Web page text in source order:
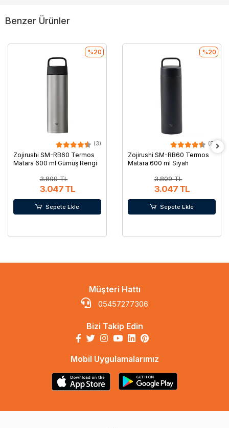
Benzer Ürünler
(3)
Zojirushi SM-RB60 Termos
Matara 600 ml Gümüş Rengi
3.809 TL
3.047 TL
%20
Sepete Ekle
(5)
Zojirushi SM-RB60 Termos
Matara 600 ml Siyah
3.809 TL
3.047 TL
%20
Sepete Ekle
Müşteri Hattı
05457277306
Bizi Takip Edin
Mobil Uygulamalarımız